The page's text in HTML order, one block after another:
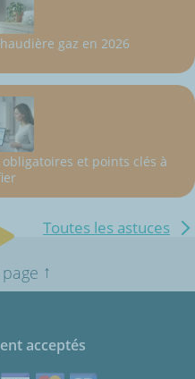
gaz en 2026
et points clés à
Toutes les astuces
↑
acceptés